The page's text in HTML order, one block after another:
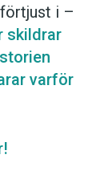
i –
skildrar
varför